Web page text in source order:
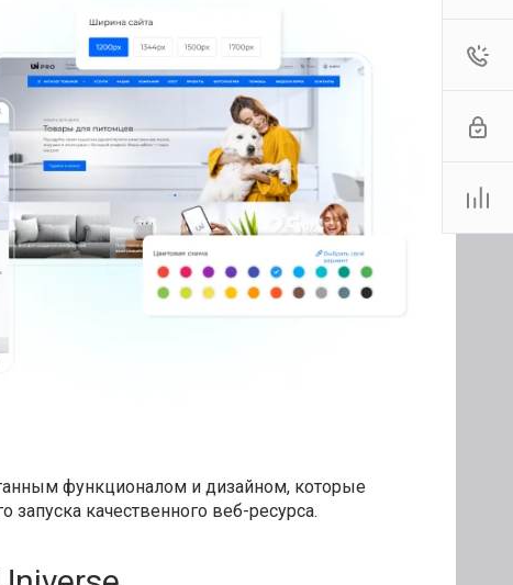
функционалом и дизайном, которые
качественного веб-ресурса.